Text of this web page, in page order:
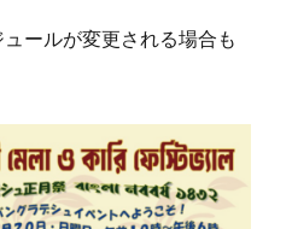
ールが変更される場合も